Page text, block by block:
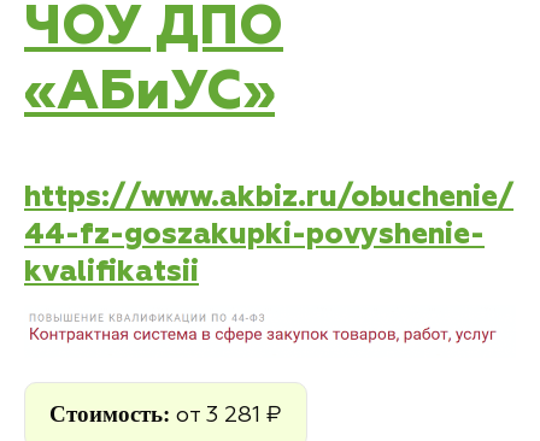
ЧОУ ДПО
«АБиУС»
https://www.akbiz.ru/obuchenie/
44-fz-goszakupki-povyshenie-
kvalifikatsii
Стоимость: от 3 281 ₽